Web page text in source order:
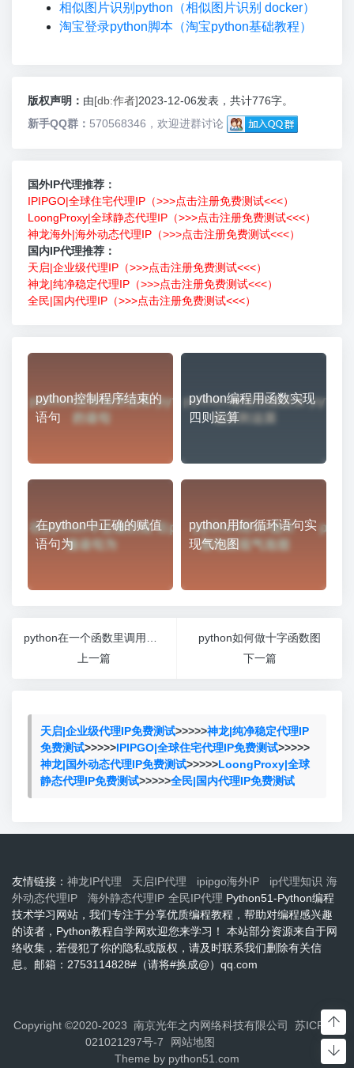
相似图片识别python（相似图片识别 docker）
淘宝登录python脚本（淘宝python基础教程）
版权声明： 由[db:作者]2023-12-06发表，共计776字。
新手QQ群： 570568346，欢迎进群讨论
国外IP代理推荐：
IPIPGO|全球住宅代理IP（>>>点击注册免费测试<<<）
LoongProxy|全球静态代理IP（>>>点击注册免费测试<<<）
神龙海外|海外动态代理IP（>>>点击注册免费测试<<<）
国内IP代理推荐：
天启|企业级代理IP（>>>点击注册免费测试<<<）
神龙|纯净稳定代理IP（>>>点击注册免费测试<<<）
全民|国内代理IP（>>>点击注册免费测试<<<）
python控制程序结束的
语句
python编程用函数实现
四则运算
在python中正确的赋值
语句为
python用for循环语句实
现气泡图
上一篇
python如何做十字函数图
下一篇
天启|企业级代理IP免费测试>>>>>神龙|纯净稳定代理IP
免费测试>>>>>IPIPGO|全球住宅代理IP免费测试>>>>>
神龙|国外动态代理IP免费测试>>>>>LoongProxy|全球
静态代理IP免费测试>>>>>全民|国内代理IP免费测试
友情链接： 神龙IP代理 天启IP代理 ipipgo海外IP ip代理知识 海
外动态代理IP
海外静态代理IP 全民IP代理 Python51-Python编程
技术学习网站，我们专注于分享优质编程教程，帮助对编程感兴趣
的读者，Python教程自学网欢迎您来学习！ 本站部分资源来自于网
络收集，若侵犯了你的隐私或版权，请及时联系我们删除有关信
息。邮箱：2753114828#（请将#换成@）qq.com
Copyright ©2020-2023 南京光年之内网络科技有限公司 苏ICP备2
021021297号-7
网站地图
Theme by python51.com